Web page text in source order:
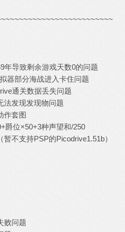
年导致剩余游戏天数0的问题
器部分海战进入卡住问题
通关数据丢失问题
法发现发现物问题
作套图
爵位×50+3种声望和/250
不支持PSP的Picodrive1.51b）
败问题